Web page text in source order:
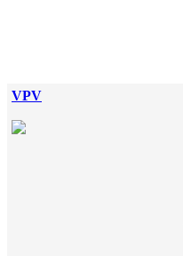
VPV